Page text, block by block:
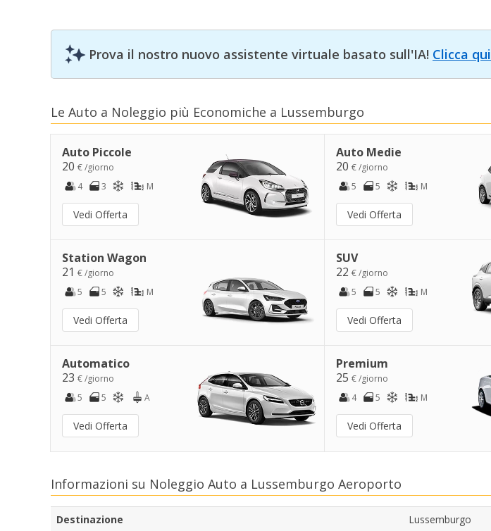
Prova il nostro nuovo assistente virtuale basato sull'IA! Clicca qui
Le Auto a Noleggio più Economiche a Lussemburgo
Auto Piccole
20 € /giorno
4
3 M
Vedi Offerta
Auto Medie
20€ /giorno
5
5 M
Vedi Offerta
Station Wagon
21 € /giorno
5
5 M
Vedi Offerta
SUV
22€ /giorno
5
5 M
Vedi Offerta
Automatico
23 € /giorno
5
5 A
Vedi Offerta
Premium
25€ /giorno
4
5 M
Vedi Offerta
Informazioni su Noleggio Auto a Lussemburgo Aeroporto
Destinazione
Lussemburgo